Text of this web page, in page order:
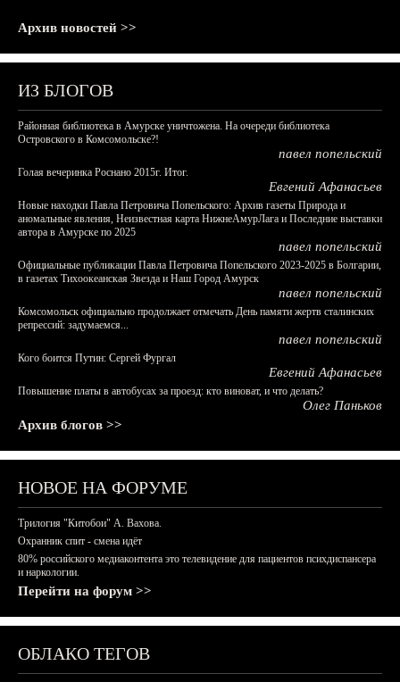
Архив новостей >>
ИЗ БЛОГОВ
Районная библиотека в Амурске уничтожена. На очереди библиотека
Островского в Комсомольске?!
павел попельский
Голая вечеринка Роснано 2015г. Итог.
Евгений Афанасьев
Новые находки Павла Петровича Попельского: Архив газеты Природа и
аномальные явления, Неизвестная карта НижнеАмурЛага и Последние выставки
автора в Амурске по 2025
павел попельский
Официальные публикации Павла Петровича Попельского 2023-2025 в Болгарии,
в газетах Тихоокеанская Звезда и Наш Город Амурск
павел попельский
Комсомольск официально продолжает отмечать День памяти жертв сталинских
репрессий: задумаемся...
павел попельский
Кого боится Путин: Сергей Фургал
Евгений Афанасьев
Повышение платы в автобусах за проезд: кто виноват, и что делать?
Олег Паньков
Архив блогов >>
НОВОЕ НА ФОРУМЕ
Трилогия "Китобои" А. Вахова.
Охранник спит - смена идёт
80% российского медиаконтента это телевидение для пациентов психдиспансера
и наркологии.
Перейти на форум >>
ОБЛАКО ТЕГОВ